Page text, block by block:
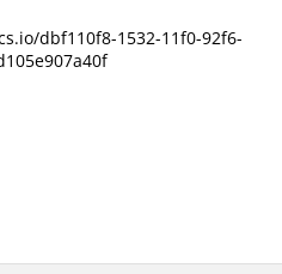
dbf110f8-1532-11f0-92f6-